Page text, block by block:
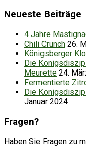
Neueste Beiträge
4 Jahre
Chili Crunch 26.
Königsberger
Die
Meurette 24.
Fermentierte
Die
Januar 2024
Fragen?
Haben Sie Fragen zu